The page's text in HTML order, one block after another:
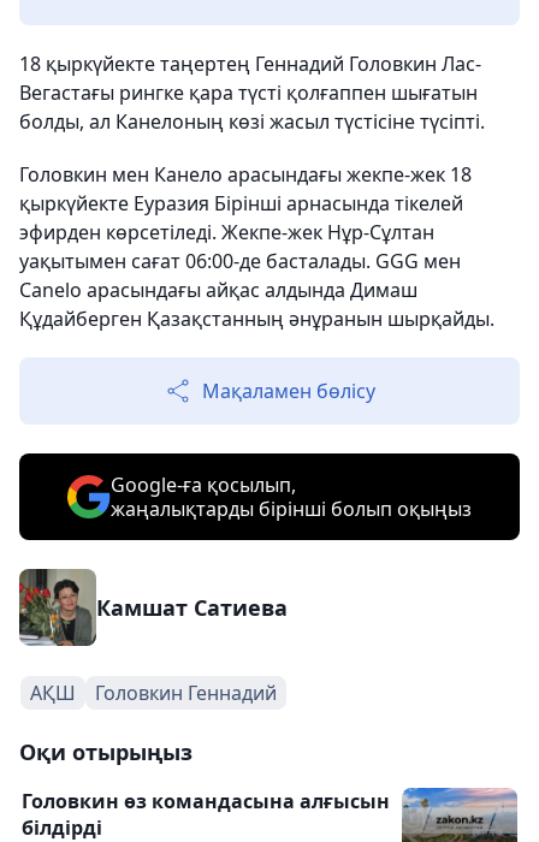
18 қыркүйекте таңертең Геннадий Головкин Лас-
Вегастағы рингке қара түсті қолғаппен шығатын
болды, ал Канелоның көзі жасыл түстісіне түсіпті.
Головкин мен Канело арасындағы жекпе-жек 18
қыркүйекте Еуразия Бірінші арнасында тікелей
эфирден көрсетіледі. Жекпе-жек Нұр-Сұлтан
уақытымен сағат 06:00-де басталады. GGG мен
Canelo арасындағы айқас алдында Димаш
Құдайберген Қазақстанның әнұранын шырқайды.
Мақаламен бөлісу
Google-ға қосылып,
жаңалықтарды бірінші болып оқыңыз
Камшат Сатиева
АҚШ Головкин Геннадий
Оқи отырыңыз
Головкин өз командасына алғысын
білдірді